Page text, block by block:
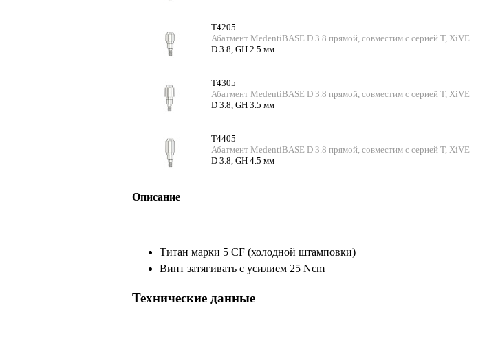
T4205
Абатмент MedentiBASE D 3.8 прямой, совместим с серией T, XiVE
D 3.8, GH 2.5 мм
T4305
Абатмент MedentiBASE D 3.8 прямой, совместим с серией T, XiVE
D 3.8, GH 3.5 мм
T4405
Абатмент MedentiBASE D 3.8 прямой, совместим с серией T, XiVE
D 3.8, GH 4.5 мм
Описание
Титан марки 5 CF (холодной штамповки)
Винт затягивать с усилием 25 Ncm
Технические данные